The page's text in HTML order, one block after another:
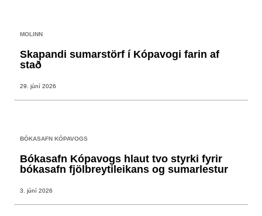
MOLINN
Skapandi sumarstörf í Kópavogi farin af
stað
29. júní 2026
BÓKASAFN KÓPAVOGS
Bókasafn Kópavogs hlaut tvo styrki fyrir
bókasafn fjölbreytileikans og sumarlestur
3. júní 2026